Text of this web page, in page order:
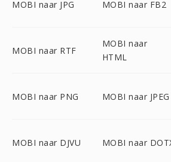
MOBI naar JPG MOBI naar FB2
MOBI naar RTF
MOBI naar
HTML
MOBI naar PNG MOBI naar JPEG
MOBI naar DJVU MOBI naar